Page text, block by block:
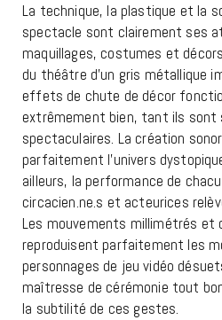
La technique, la plastique et la
spectacle sont clairement ses
maquillages, costumes et
du théâtre d’un gris métallique
effets de chute de décor
extrêmement bien, tant ils sont
spectaculaires. La création
parfaitement l’univers
ailleurs, la performance de
circacien.ne.s et acteurices
Les mouvements millimétrés et
reproduisent parfaitement les
personnages de jeu vidéo
maîtresse de cérémonie tout
la subtilité de ces gestes.